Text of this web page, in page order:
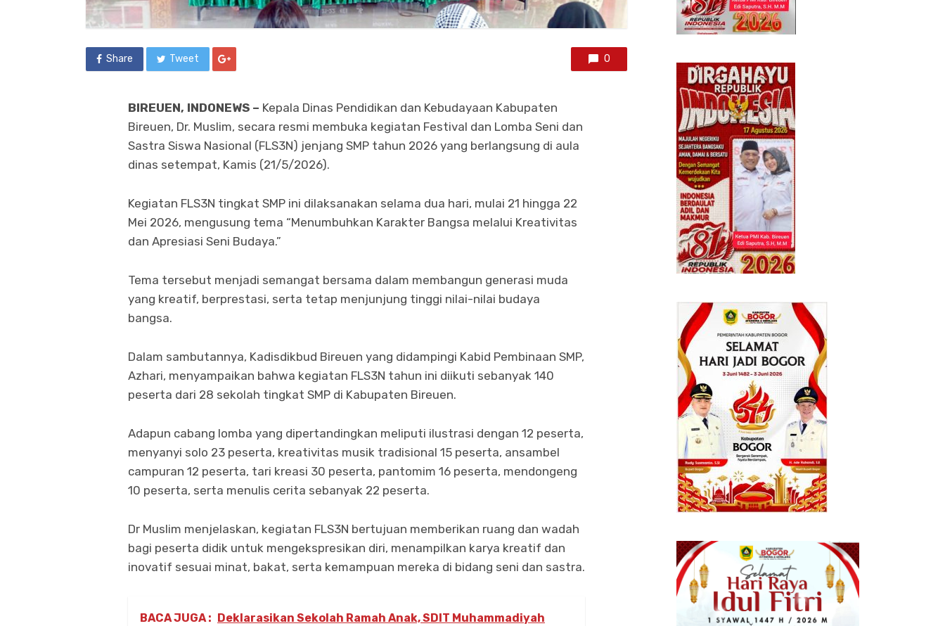
Share Tweet 0
BIREUEN, INDONEWS – Kepala Dinas Pendidikan dan Kebudayaan Kabupaten
Bireuen, Dr. Muslim, secara resmi membuka kegiatan Festival dan Lomba Seni dan
Sastra Siswa Nasional (FLS3N) jenjang SMP tahun 2026 yang berlangsung di aula
dinas setempat, Kamis (21/5/2026).
Kegiatan FLS3N tingkat SMP ini dilaksanakan selama dua hari, mulai 21 hingga 22
Mei 2026, mengusung tema “Menumbuhkan Karakter Bangsa melalui Kreativitas
dan Apresiasi Seni Budaya.”
Tema tersebut menjadi semangat bersama dalam membangun generasi muda
yang kreatif, berprestasi, serta tetap menjunjung tinggi nilai-nilai budaya
bangsa.
Dalam sambutannya, Kadisdikbud Bireuen yang didampingi Kabid Pembinaan SMP,
Azhari, menyampaikan bahwa kegiatan FLS3N tahun ini diikuti sebanyak 140
peserta dari 28 sekolah tingkat SMP di Kabupaten Bireuen.
Adapun cabang lomba yang dipertandingkan meliputi ilustrasi dengan 12 peserta,
menyanyi solo 23 peserta, kreativitas musik tradisional 15 peserta, ansambel
campuran 12 peserta, tari kreasi 30 peserta, pantomim 16 peserta, mendongeng
10 peserta, serta menulis cerita sebanyak 22 peserta.
Dr Muslim menjelaskan, kegiatan FLS3N bertujuan memberikan ruang dan wadah
bagi peserta didik untuk mengekspresikan diri, menampilkan karya kreatif dan
inovatif sesuai minat, bakat, serta kemampuan mereka di bidang seni dan sastra.
BACA JUGA : Deklarasikan Sekolah Ramah Anak, SDIT Muhammadiyah